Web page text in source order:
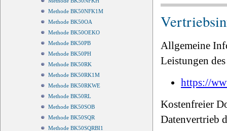
Methode BK50NFK1M
Methode BK50OA
Methode BK50OEKO
Methode BK50PB
Methode BK50PH
Methode BK50RK
Methode BK50RK1M
Methode BK50RKWE
Methode BK50RL
Methode BK50SOB
Methode BK50SQR
Methode BK50SQRBI1
Allgemeine
Leistungen
https://
Kostenfreier
Datenvertrieb